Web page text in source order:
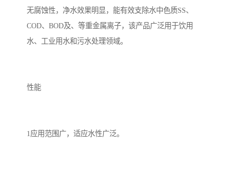
无腐蚀性，净水效果明显，能有效支除水中色质SS、
COD、BOD及、等重金属离子，该产品广泛用于饮用
水、工业用水和污水处理领域。
性能
1应用范围广，适应水性广泛。